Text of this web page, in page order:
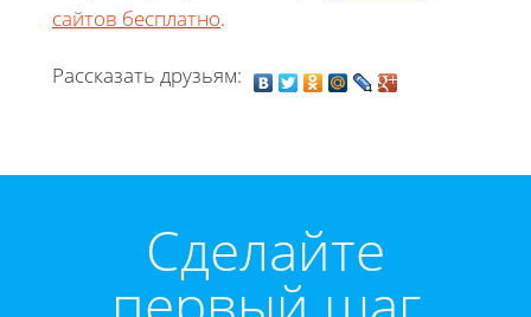
сайтов бесплатно.
Рассказать друзьям:
Cделайте